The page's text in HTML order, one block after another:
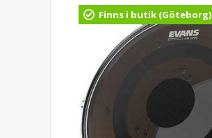
Finns i butik (Göteborg)